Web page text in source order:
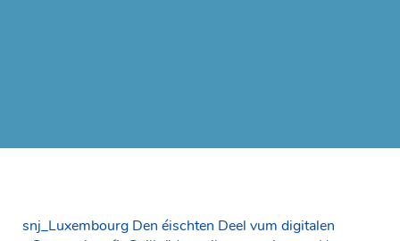
snj_Luxembourg Den éischten Deel vum digitalen